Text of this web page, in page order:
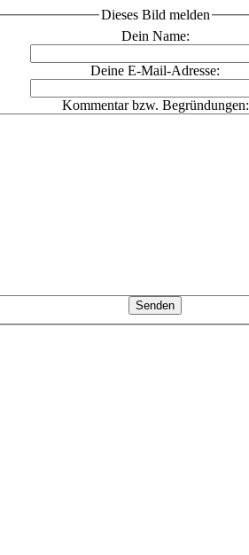
Dieses Bild melden
Dein Name:
Deine E-Mail-Adresse:
Kommentar bzw. Begründungen: